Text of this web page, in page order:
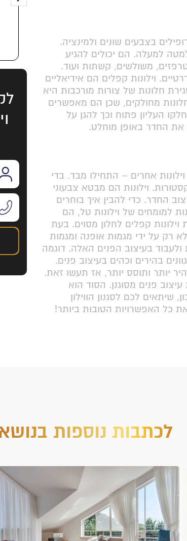
בצבעים שונים ולמינציה.
למעלה. הם יכולים להגיע
משולשים, קשתות ועוד.
וילונות קפלים הם אידיאליים
חלונות של צורות מורכבות היא
חלונות מחולקים, שכן הם מאפשרים
העליון פתוח וכך להגן על
את החדר באופן מוחלט.
אחרים – התחילו מבד. בדי
וילונות הם מבטא צבעוני
החדר. כדי להבין איך בוחרים
למומחים של וילונות טל, הם
קפלים לחלון מסוים. בעת
רק על ידי מגמות אופנה ומגמות
ולעבוד בעיצוב הפנים האלה. דוגמה
בהירים וכהים בעיצוב פנים.
יותר ותוסס יותר, אז תעשו זאת.
פנים מסוגנן. הסוד הוא
שיתאים לכם לסגנון הווילון
כל האפשרויות הטובות ביותר!
לכתבות נוספות